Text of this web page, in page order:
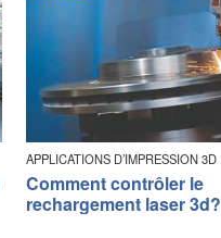
APPLICATIONS D’IMPRESSION 3D
Comment contrôler le
rechargement laser 3d?